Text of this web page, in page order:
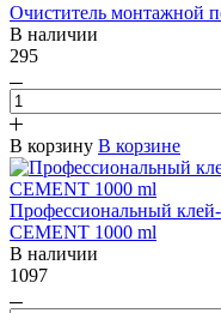
Очиститель монтажной
В наличии
295
В корзину В корзине
Профессиональный
CEMENT 1000 ml
В наличии
1097